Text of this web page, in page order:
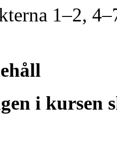
1–2,
i kursen